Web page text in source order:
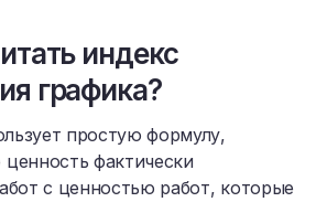
индекс
графика?
простую формулу,
фактически
с ценностью работ, которые